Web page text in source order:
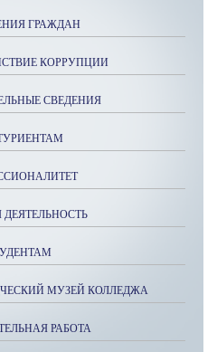
ГРАЖДАН
КОРРУПЦИИ
СВЕДЕНИЯ
ДЕЯТЕЛЬНОСТЬ
МУЗЕЙ КОЛЛЕДЖА
РАБОТА